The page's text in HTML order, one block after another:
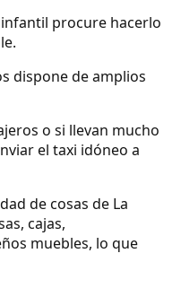
procure hacerlo
dispone de amplios
o si llevan mucho
el taxi idóneo a
de cosas de La
cajas,
muebles, lo que